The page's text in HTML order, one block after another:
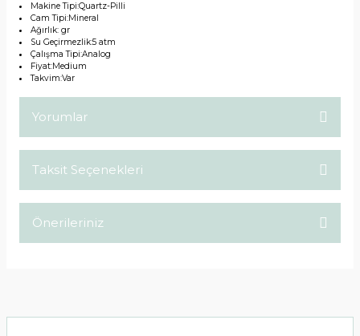
Makine Tipi:Quartz-Pilli
Cam Tipi:Mineral
Ağırlık: gr
Su Geçirmezlik:5 atm
Çalışma Tipi:Analog
Fiyat:Medium
Takvim:Var
Yorumlar
Taksit Seçenekleri
Önerileriniz